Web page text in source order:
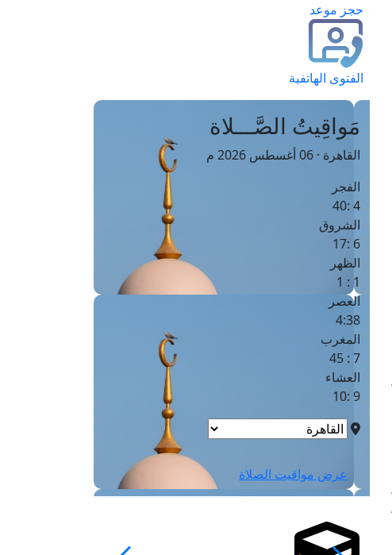
حجز موعد
الفتوى الهاتفية
مَواقِيتُ الصَّـــلاة
القاهرة · 06 أغسطس 2026 م
الفجر
4 :40
الشروق
6 :17
الظهر
1 : 1
العصر
4:38
المغرب
7 : 45
العشاء
9 :10
عرض مواقيت الصلاة